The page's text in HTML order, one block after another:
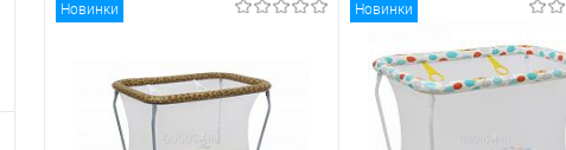
Купить в 1 клик
К сравнению
В избранное
По запросу
Купить в 1 клик
К
В избранное
По
Новинки Новинки